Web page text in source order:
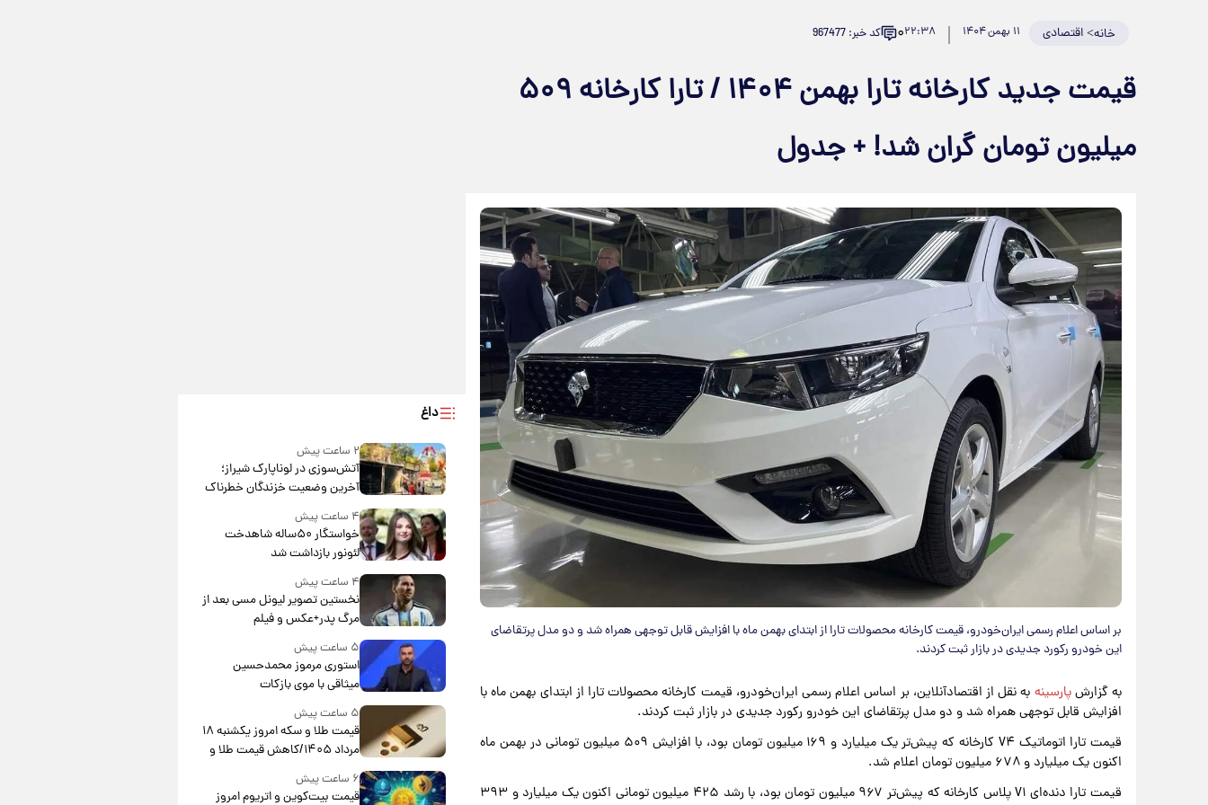
خانه>اقتصادی ۱۱ بهمن ۱۴۰۴ ۲۲:۳۸۰ کد خبر: 967477
قیمت جدید کارخانه تارا بهمن ۱۴۰۴ / تارا کارخانه ۵۰۹
میلیون تومان گران شد! + جدول
بر اساس اعلام رسمی ایران‌خودرو، قیمت کارخانه محصولات تارا از ابتدای بهمن ماه با افزایش قابل توجهی همراه شد و دو مدل پرتقاضای
این خودرو رکورد جدیدی در بازار ثبت کردند.
به گزارشپارسینه به نقل از اقتصادآنلاین، بر اساس اعلام رسمی ایران‌خودرو، قیمت کارخانه محصولات تارا از ابتدای بهمن ماه با
افزایش قابل توجهی همراه شد و دو مدل پرتقاضای این خودرو رکورد جدیدی در بازار ثبت کردند.
قیمت تارا اتوماتیک V۴ کارخانه که پیش‌تر یک میلیارد و ۱۶۹ میلیون تومان بود، با افزایش ۵۰۹ میلیون تومانی در بهمن ماه
اکنون یک میلیارد و ۶۷۸ میلیون تومان اعلام شد.
قیمت تارا دنده‌ای V۱ پلاس کارخانه که پیش‌تر ۹۶۷ میلیون تومان بود، با رشد ۴۲۵ میلیون تومانی اکنون یک میلیارد و ۳۹۳
داغ
۲ ساعت پیش
آتش‌سوزی در لوناپارک شیراز؛
آخرین وضعیت خزندگان خطرناک
پس از حادثه
۴ ساعت پیش
خواستگار ۵۰ساله شاهدخت
لئونور بازداشت شد
۴ ساعت پیش
نخستین تصویر لیونل مسی بعد از
مرگ پدر+عکس و فیلم
۵ ساعت پیش
استوری مرموز محمدحسین
میثاقی با موی بازکات
۵ ساعت پیش
قیمت طلا و سکه امروز یکشنبه ۱۸
مرداد ۱۴۰۵/کاهش قیمت طلا و
سکه
۶ ساعت پیش
قیمت بیت‌کوین و اتریوم امروز